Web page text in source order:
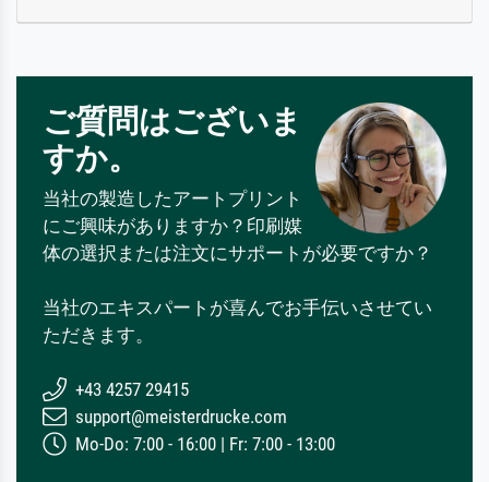
ご質問はございま
すか。
当社の製造したアートプリント
にご興味がありますか？印刷媒
体の選択または注文にサポートが必要ですか？
当社のエキスパートが喜んでお手伝いさせてい
ただきます。
+43 4257 29415
support@meisterdrucke.com
Mo-Do: 7:00 - 16:00 | Fr: 7:00 - 13:00